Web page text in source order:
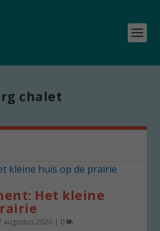
chalet
Het kleine
augustus 2026 | 0